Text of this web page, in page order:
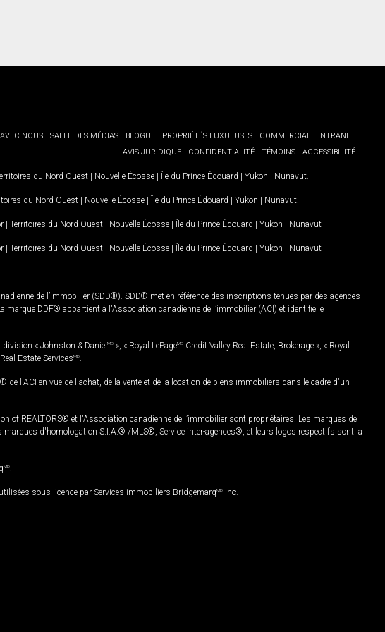
NOUS SALLE DES MÉDIAS BLOGUE PROPRIÉTÉS LUXUEUSES COMMERCIAL
INTRANET
AVIS JURIDIQUE
CONFIDENTIALITÉ TÉMOINS ACCESSIBILITÉ
du Nord-Ouest | Nouvelle-Écosse | Île-du-Prince-Édouard | Yukon | Nunavut
du Nord-Ouest | Nouvelle-Écosse | Île-du-Prince-Édouard | Yukon | Nunavut
| Territoires du Nord-Ouest | Nouvelle-Écosse | Île-du-Prince-Édouard | Yukon | Nunavut
| Territoires du Nord-Ouest | Nouvelle-Écosse | Île-du-Prince-Édouard | Yukon | Nunavut
de l’immobilier (SDD®). SDD® met en référence des inscriptions tenues par des agences
DDF® appartient à l'Association canadienne de l’immobilier (ACI) et identifie le
division « Johnston & Daniel MD », « Royal LePageMD Credit Valley Real Estate, Brokerage », « Royal
Estate ServicesMD
l'ACI en vue de l'achat, de la vente et de la location de biens immobiliers dans le cadre d'un
of REALTORS® et l'Association canadienne de l’immobilier sont propriétaires. Les marques de
d'homologation S.I.A.® /MLS®, Service inter-agences®, et leurs logos respectifs sont la
MD
sous licence par Services immobiliers BridgemarqMD Inc.